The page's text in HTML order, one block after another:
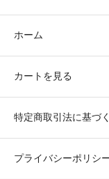
ホーム
カートを見る
特定商取引法に基づ
プライバシーポリシ